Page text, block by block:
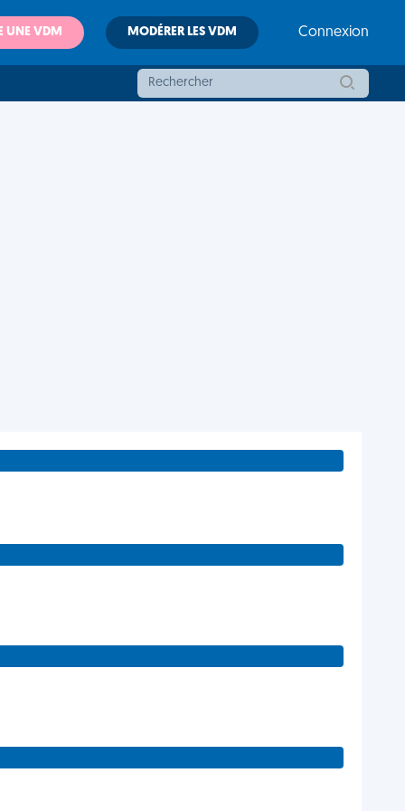
UNE VDM MODÉRER LES VDM Connexion